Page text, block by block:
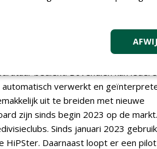
en datagedreven
toegankelijk.'
meetinstrumenten in één
volledig automatisch kunnen worden
bedient. Bovendien kan
verwerkt en
uit te breiden met nieuwe
zijn sinds begin 2023 op de
Sinds januari 2023
HiPSter. Daarnaast loopt er een